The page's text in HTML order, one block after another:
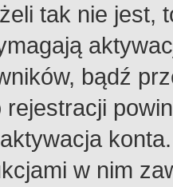
tak nie jest,
bądź
rejestracji
w nim